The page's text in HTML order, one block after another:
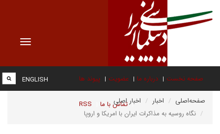
Toggle
صفحه نخست درباره ما عضویت پیوند ها
تماس با ما RSS
ENGLISH
صفحه‌اصلی اخبار
اخبار اصلی
نگاه روسیه به مذاکرات ایران با امریکا و اروپا